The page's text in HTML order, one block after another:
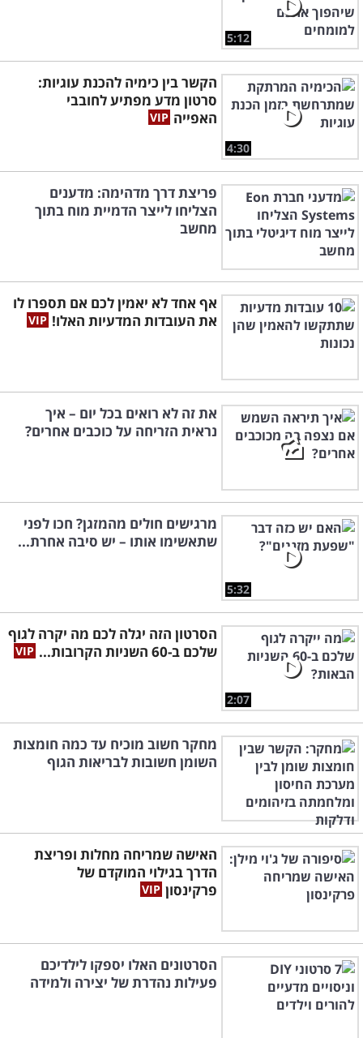
5:12
4:30
הקשר בין כימיה להכנת עוגיות:
סרטון מדע מפתיע לחובבי
האפייה
פריצת דרך מדהימה: מדענים
הצליחו לייצר הדמיית מוח בתוך
מחשב
אף אחד לא יאמין לכם אם תספרו לו
את העובדות המדעיות האלו!
את זה לא רואים בכל יום – איך
נראית הזריחה על כוכבים אחרים?
5:32
מרגישים חולים מהמזגן? חכו לפני
שתאשימו אותו – יש סיבה אחרת...
2:07
הסרטון הזה יגלה לכם מה יקרה לגוף
שלכם ב-60 השניות הקרובות...
מחקר חשוב מוכיח עד כמה חומצות
השומן חשובות לבריאות הגוף
האישה שמריחה מחלות ופריצת
הדרך בגילוי המוקדם של
פרקינסון
הסרטונים האלו יספקו לילדיכם
פעילות נהדרת של יצירה ולמידה